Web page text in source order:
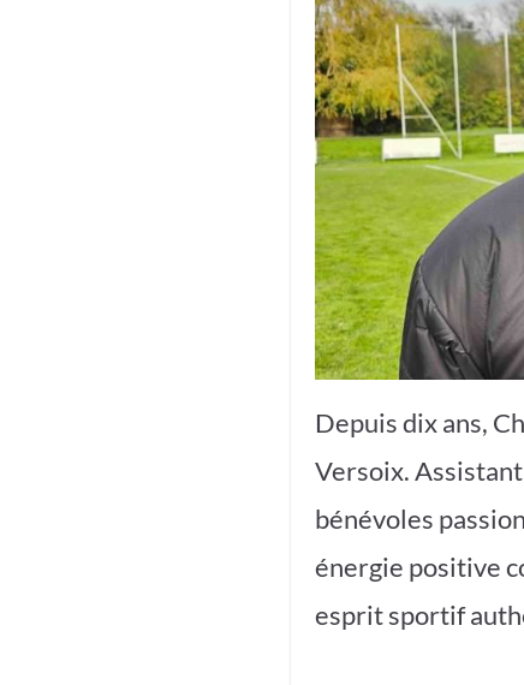
Depuis dix ans,
Versoix.
bénévoles
énergie positive
esprit sportif